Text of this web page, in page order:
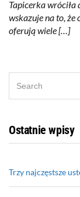
Tapicerka wróciła
wskazuje na to, że
oferują wiele […]
Ostatnie wpisy
Trzy najczęstsze